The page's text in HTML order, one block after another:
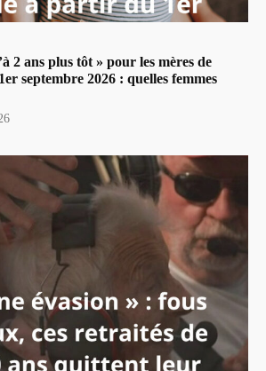
2 ans plus tôt » pour les mères de
septembre 2026 : quelles femmes